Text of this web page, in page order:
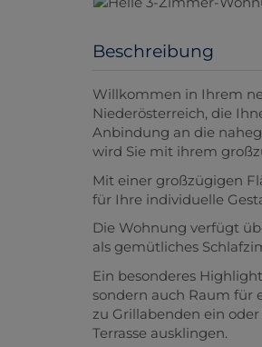
Beschreibung
Willkommen in Ihrem
Niederösterreich, die
Anbindung an die
wird Sie mit ihrem
Mit einer großzügigen
für Ihre individuelle
Die Wohnung verfügt
als gemütliches
Ein besonderes
sondern auch Raum für
zu Grillabenden ein
Terrasse ausklingen.